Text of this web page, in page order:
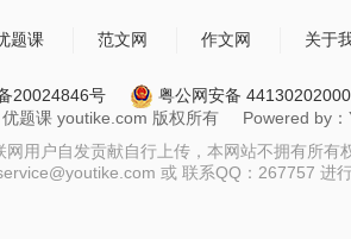
题课 范文网 作文网 关于
20024846号
粤公网安备
题课 youtike.com 版权所有 Powered by：
用户自发贡献自行上传，本网站不拥有所有
或 联系QQ：267757 进